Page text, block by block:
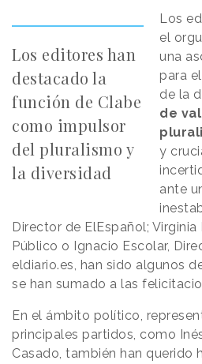
Los editores han
destacado la
función de Clabe
como impulsor
del pluralismo y
la diversidad
Los
el
una
para
de la
de
y
ante
Director de ElEspañol;
Público o Ignacio Escolar,
eldiario.es, han sido algunos
se han sumado a las
En el ámbito político,
principales partidos, como
Casado, también han querido